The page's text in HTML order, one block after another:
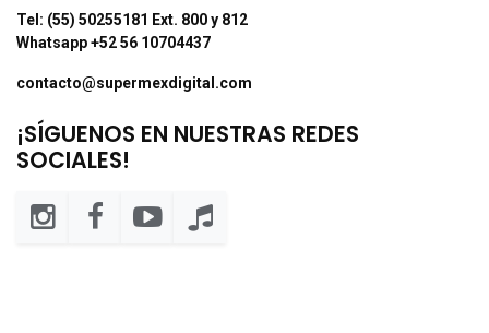
Tel: (55) 50255181 Ext. 800 y 812
Whatsapp +52 56 10704437
contacto@supermexdigital.com
¡SÍGUENOS EN NUESTRAS REDES
SOCIALES!